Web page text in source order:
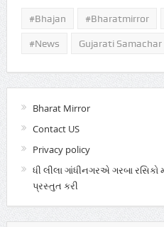
#Bhajan #bharatmirror
#news Gujarati Samachar
Bharat Mirror
Contact US
Privacy policy
ધી લીલા ગાંધીનગરએ ગરબા રસિકો
પ્રસ્તુત કરી